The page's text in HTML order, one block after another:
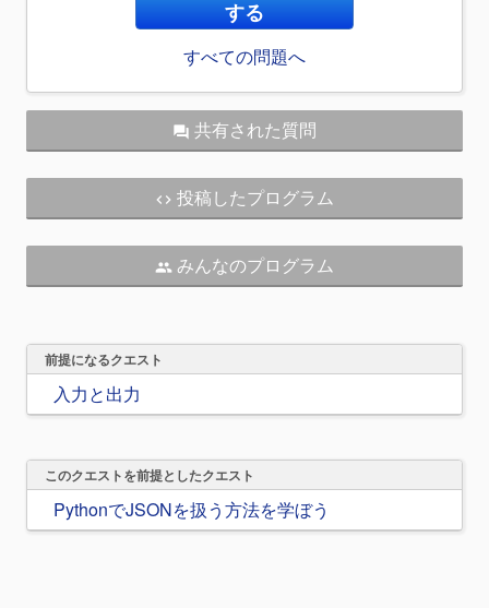
する
すべての問題へ
question_answer 共有された質問
code 投稿したプログラム
people みんなのプログラム
前提になるクエスト
入力と出力
このクエストを前提としたクエスト
PythonでJSONを扱う方法を学ぼう